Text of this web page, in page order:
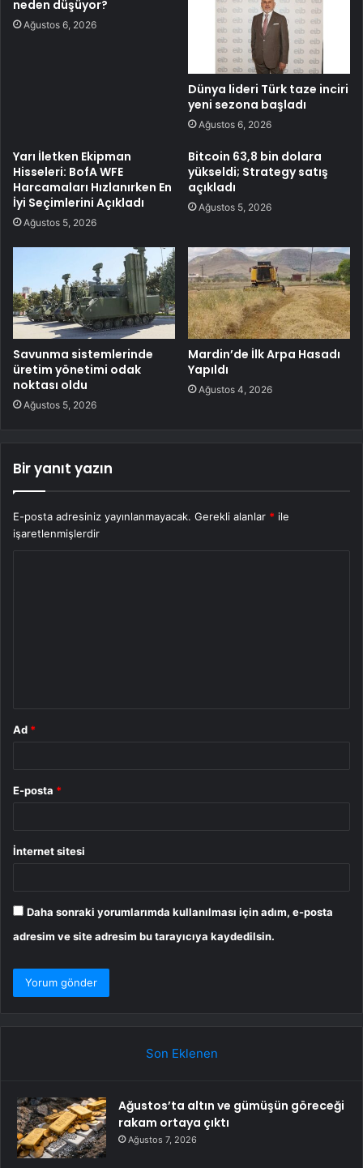
neden düşüyor?
Ağustos 6, 2026
Dünya lideri Türk taze inciri
yeni sezona başladı
Ağustos 6, 2026
Yarı İletken Ekipman
Hisseleri: BofA WFE
Harcamaları Hızlanırken En
İyi Seçimlerini Açıkladı
Ağustos 5, 2026
Bitcoin 63,8 bin dolara
yükseldi; Strategy satış
açıkladı
Ağustos 5, 2026
Savunma sistemlerinde
üretim yönetimi odak
noktası oldu
Ağustos 5, 2026
Mardin’de İlk Arpa Hasadı
Yapıldı
Ağustos 4, 2026
Bir yanıt yazın
E-posta adresiniz yayınlanmayacak. Gerekli alanlar * ile
işaretlenmişlerdir
Ad *
E-posta *
İnternet sitesi
Daha sonraki yorumlarımda kullanılması için adım, e-posta
adresim ve site adresim bu tarayıcıya kaydedilsin.
Son Eklenen
Ağustos’ta altın ve gümüşün göreceği
rakam ortaya çıktı
Ağustos 7, 2026